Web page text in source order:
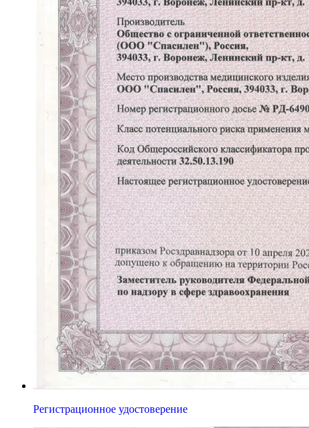
Регистрационное удостоверение